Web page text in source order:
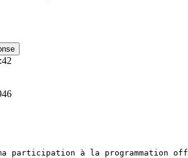
ma participation à la programmation